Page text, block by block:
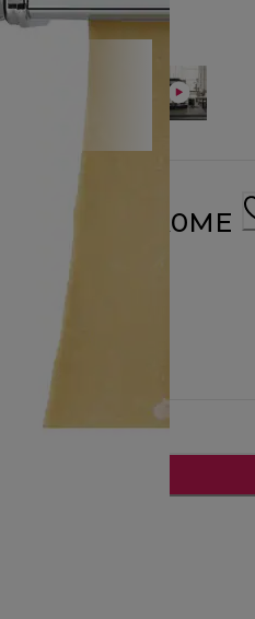
KAX99.A0ME